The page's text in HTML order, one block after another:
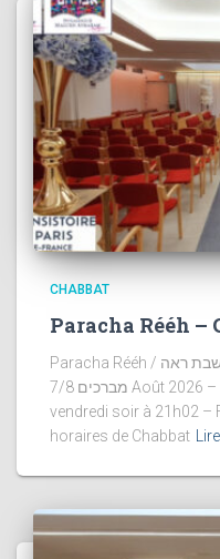
CHABBAT
Paracha Rééh –
Paracha Rééh / שבת ראה Chabbat Mévaré’khim / שבת
מברכים 7/8 Août 2026 – 25 Av 5786 / כ’ה אב תשפ’וDébut
vendredi soir à 21h02 –
horaires de Chabbat